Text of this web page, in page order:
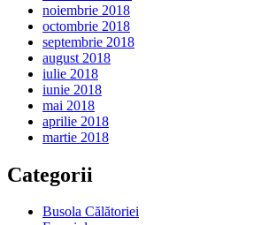
noiembrie 2018
octombrie 2018
septembrie 2018
august 2018
iulie 2018
iunie 2018
mai 2018
aprilie 2018
martie 2018
Categorii
Busola Călătoriei